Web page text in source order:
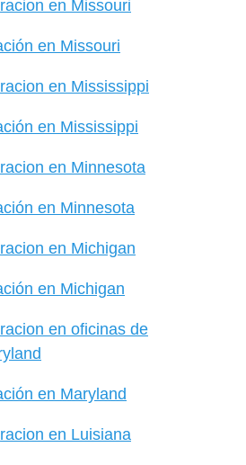
en Missouri
en Mississippi
en Minnesota
en Michigan
en Maryland